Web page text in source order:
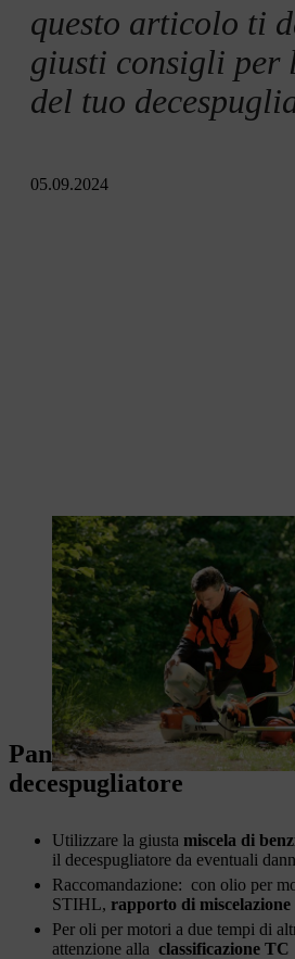
questo articolo ti
giusti consigli per
del tuo
05.09.2024
Panoramica: Che
decespugliatore
Utilizzare la giusta miscela di
il decespugliatore da eventuali
Raccomandazione: con olio per
STIHL, rapporto di miscelazione
Per oli per motori a due tempi di
attenzione alla classificazione TC